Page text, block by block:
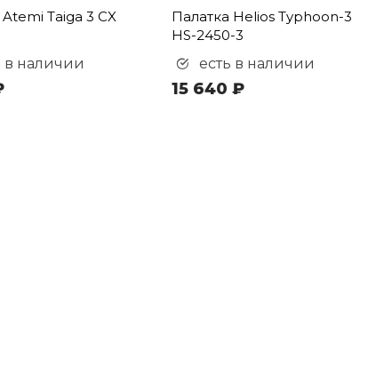
Taiga 3 CX
в наличии
Палатка Helios Typhoon-3
HS-2450-3
есть в наличии
15 640 ₽